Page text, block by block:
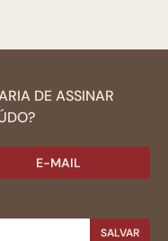
DE ASSINAR
E-MAIL
SALVAR